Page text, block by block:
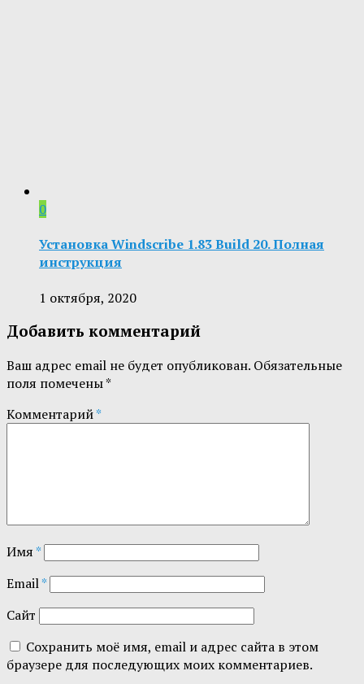
0
Установка Windscribe 1.83 Build 20. Полная
инструкция
1 октября, 2020
Добавить комментарий
Ваш адрес email не будет опубликован. Обязательные
поля помечены*
Комментарий*
Имя*
Email*
Сайт
Сохранить моё имя, email и адрес сайта в этом
браузере для последующих моих комментариев.